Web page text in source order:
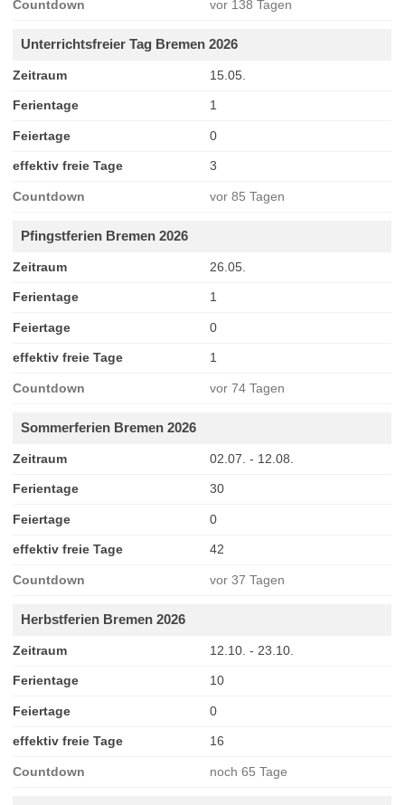
Countdown vor 138 Tagen
Unterrichtsfreier Tag Bremen 2026
Zeitraum 15.05.
Ferientage 1
Feiertage 0
effektiv freie Tage 3
Countdown vor 85 Tagen
Pfingstferien Bremen 2026
Zeitraum 26.05.
Ferientage 1
Feiertage 0
effektiv freie Tage 1
Countdown vor 74 Tagen
Sommerferien Bremen 2026
Zeitraum 02.07. - 12.08.
Ferientage 30
Feiertage 0
effektiv freie Tage 42
Countdown vor 37 Tagen
Herbstferien Bremen 2026
Zeitraum 12.10. - 23.10.
Ferientage 10
Feiertage 0
effektiv freie Tage 16
Countdown noch 65 Tage